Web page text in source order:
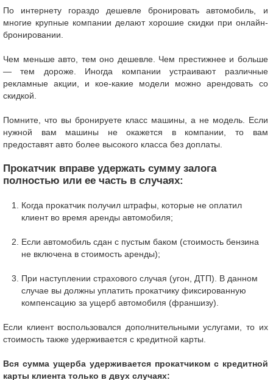
По интернету гораздо дешевле бронировать автомобиль, и
многие крупные компании делают хорошие скидки при онлайн-
бронировании.
Чем меньше авто, тем оно дешевле. Чем престижнее и больше
— тем дороже. Иногда компании устраивают различные
рекламные акции, и кое-какие модели можно арендовать со
скидкой.
Помните, что вы бронируете класс машины, а не модель. Если
нужной вам машины не окажется в компании, то вам
предоставят авто более высокого класса без доплаты.
Прокатчик вправе удержать сумму залога
полностью или ее часть в случаях:
Когда прокатчик получил штрафы, которые не оплатил
клиент во время аренды автомобиля;
Если автомобиль сдан с пустым баком (стоимость бензина
не включена в стоимость аренды);
При наступлении страхового случая (угон, ДТП). В данном
случае вы должны уплатить прокатчику фиксированную
компенсацию за ущерб автомобиля (франшизу).
Если клиент воспользовался дополнительными услугами, то их
стоимость также удерживается с кредитной карты.
Вся сумма ущерба удерживается прокатчиком с кредитной
карты клиента только в двух случаях: